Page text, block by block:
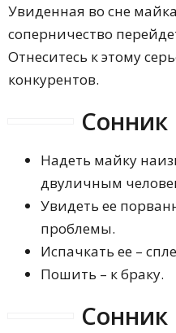
Увиденная во сне
соперничество
Отнеситесь к этому
конкурентов.
Надеть майку
двуличным
Увидеть ее
проблемы.
Испачкать ее –
Пошить – к браку.
Сонник